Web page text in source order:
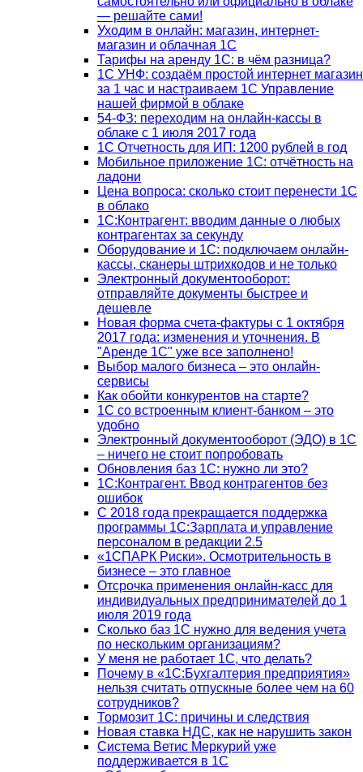
— решайте сами!
Уходим в онлайн: магазин, интернет-
магазин и облачная 1С
Тарифы на аренду 1С: в чём разница?
1С УНФ: создаём простой интернет магазин
за 1 час и настраиваем 1С Управление
нашей фирмой в облаке
54-ФЗ: переходим на онлайн-кассы в
облаке с 1 июля 2017 года
1С Отчетность для ИП: 1200 рублей в год
Мобильное приложение 1С: отчётность на
ладони
Цена вопроса: сколько стоит перенести 1С
в облако
1С:Контрагент: вводим данные о любых
контрагентах за секунду
Оборудование и 1С: подключаем онлайн-
кассы, сканеры штрихкодов и не только
Электронный документооборот:
отправляйте документы быстрее и
дешевле
Новая форма счета-фактуры с 1 октября
2017 года: изменения и уточнения. В
"Аренде 1С" уже все заполнено!
Выбор малого бизнеса – это онлайн-
сервисы
Как обойти конкурентов на старте?
1C со встроенным клиент-банком – это
удобно
Электронный документооборот (ЭДО) в 1С
– ничего не стоит попробовать
Обновления баз 1С: нужно ли это?
1С:Контрагент. Ввод контрагентов без
ошибок
С 2018 года прекращается поддержка
программы 1С:Зарплата и управление
персоналом в редакции 2.5
«1СПАРК Риски». Осмотрительность в
бизнесе – это главное
Отсрочка применения онлайн-касс для
индивидуальных предпринимателей до 1
июля 2019 года
Сколько баз 1C нужно для ведения учета
по нескольким организациям?
У меня не работает 1С, что делать?
Почему в «1С:Бухгалтерия предприятия»
нельзя считать отпускные более чем на 60
сотрудников?
Тормозит 1C: причины и следствия
Новая ставка НДС, как не нарушить закон
Система Ветис Меркурий уже
поддерживается в 1С